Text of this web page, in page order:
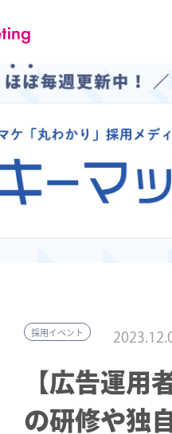
採用イベント
【広告運用
の研修や独